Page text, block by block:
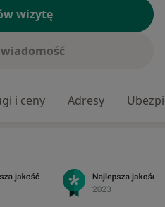
wizytę
i ceny Adresy